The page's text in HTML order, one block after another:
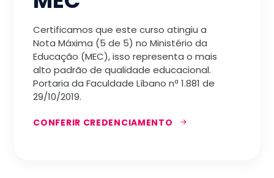
Certificamos que este curso atingiu a
Nota Máxima (5 de 5) no Ministério da
Educação (MEC), isso representa o mais
alto padrão de qualidade educacional.
Portaria da Faculdade Líbano nª 1.881 de
29/10/2019.
CONFERIR CREDENCIAMENTO